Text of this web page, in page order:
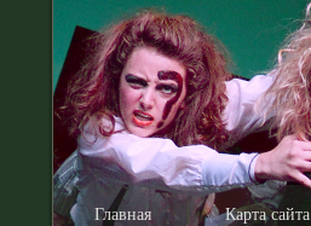
Главная Карта сайта